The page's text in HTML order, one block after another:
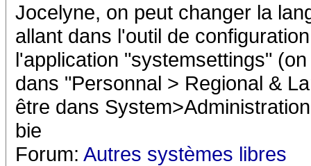
Jocelyne, on peut changer la
allant dans l'outil de
l'application "systemsettings"
dans "Personnal > Regional &
être dans
bie
Forum: Autres systèmes libres